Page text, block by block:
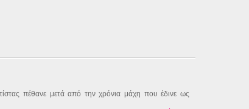
πέθανε μετά από την χρόνια μάχη που έδινε ως